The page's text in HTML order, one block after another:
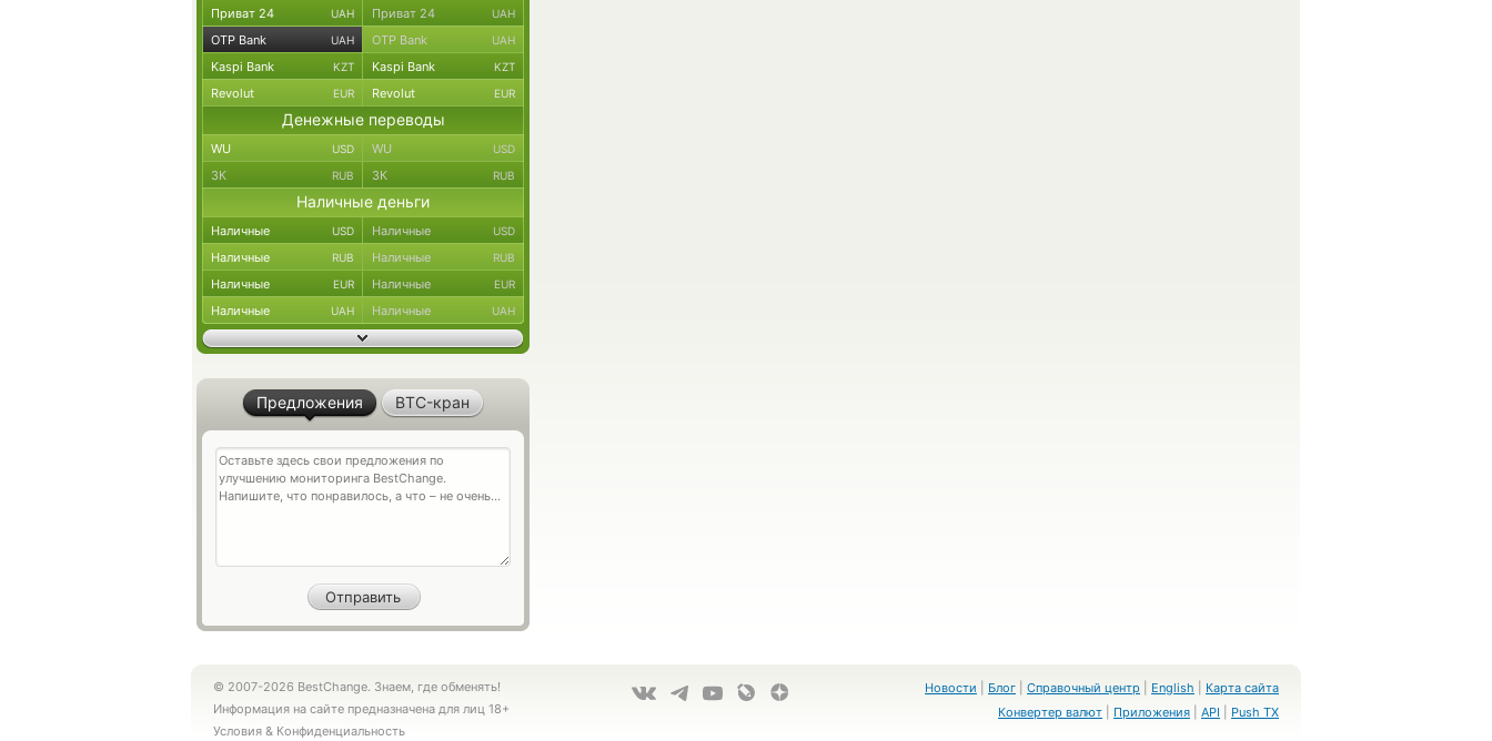
Приват 24 UAH Приват 24 UAH
OTP Bank UAH OTP Bank UAH
Kaspi Bank KZT Kaspi Bank KZT
Revolut EUR Revolut EUR
Денежные переводы
WU USD WU USD
ЗК RUB ЗК RUB
Наличные деньги
Наличные USD Наличные USD
Наличные RUB Наличные RUB
Наличные EUR Наличные EUR
Наличные UAH Наличные UAH
Предложения BTC-кран
© 2007-2026 BestChange. Знаем, где обменять!
Информация на сайте предназначена для лиц 18+
Условия & Конфиденциальность
Новости Блог Справочный центр English
Карта сайта
Конвертер валют
Приложения API Push TX